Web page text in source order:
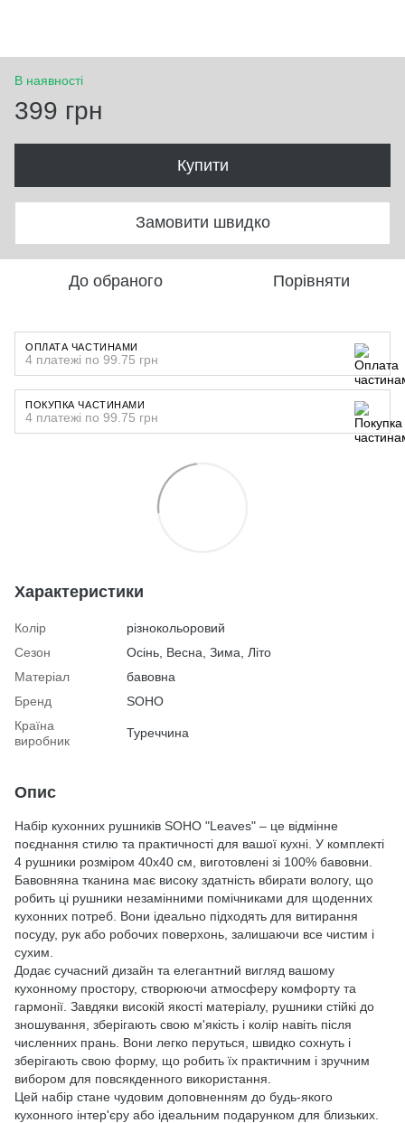
В наявності
399 грн
Купити
Замовити швидко
До обраного Порівняти
ОПЛАТА ЧАСТИНАМИ
4 платежі по 99.75 грн
ПОКУПКА ЧАСТИНАМИ
4 платежі по 99.75 грн
Характеристики
Колір
різнокольоровий
Сезон
Осінь, Весна, Зима, Літо
Матеріал
бавовна
Бренд
SOHO
Країна
виробник
Туреччина
Опис
Набір кухонних рушників SOHO "Leaves" – це відмінне
поєднання стилю та практичності для вашої кухні. У комплекті
4 рушники розміром 40x40 см, виготовлені зі 100% бавовни.
Бавовняна тканина має високу здатність вбирати вологу, що
робить ці рушники незамінними помічниками для щоденних
кухонних потреб. Вони ідеально підходять для витирання
посуду, рук або робочих поверхонь, залишаючи все чистим і
сухим.
Додає сучасний дизайн та елегантний вигляд вашому
кухонному простору, створюючи атмосферу комфорту та
гармонії. Завдяки високій якості матеріалу, рушники стійкі до
зношування, зберігають свою м'якість і колір навіть після
численних прань. Вони легко перуться, швидко сохнуть і
зберігають свою форму, що робить їх практичним і зручним
вибором для повсякденного використання.
Цей набір стане чудовим доповненням до будь-якого
кухонного інтер'єру або ідеальним подарунком для близьких.